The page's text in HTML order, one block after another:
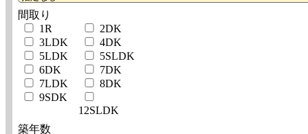
間取り
1R
2DK
3LDK
4DK
5LDK
5SLDK
6DK
7DK
7LDK
8DK
9SDK
12SLDK
築年数